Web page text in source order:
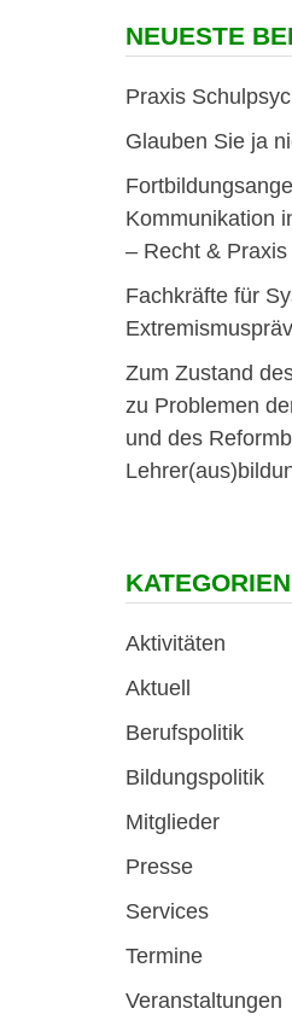
NEUESTE
Praxis
Glauben Sie ja
Kommunikation
– Recht & Praxis
Fachkräfte für
Zum Zustand
zu Problemen
und des
KATEGORIEN
Aktivitäten
Aktuell
Berufspolitik
Bildungspolitik
Mitglieder
Presse
Services
Termine
Veranstaltungen